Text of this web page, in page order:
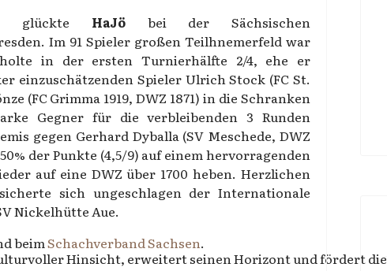
Hinsicht, erweitert seinen Horizont und fördert die
glückte HaJöbei der Sächsischen
Im 91 Spieler großen Teilhnemerfeld war
in der ersten Turnierhälfte 2/4, ehe er
einzuschätzenden Spieler Ulrich Stock (FC St.
(FC Grimma 1919, DWZ 1871) in die Schranken
Gegner für die verbleibenden 3 Runden
gegen Gerhard Dyballa (SV Meschede, DWZ
der Punkte (4,5/9) auf einem hervorragenden
auf eine DWZ über 1700 heben. Herzlichen
sich ungeschlagen der Internationale
Nickelhütte Aue.
beimSchachverband Sachsen.